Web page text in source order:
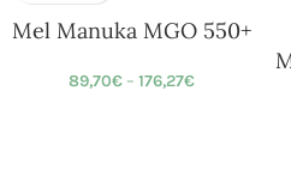
Mel Manuka MGO 550+
89,70€ – 176,27€